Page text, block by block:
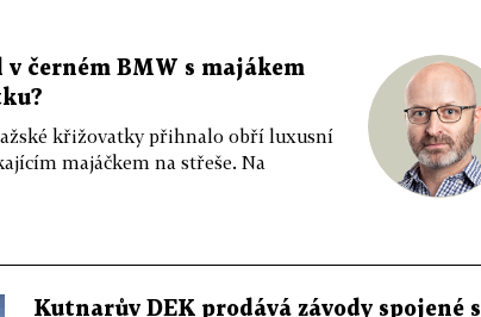
v černém BMW s majákem
křižovatky přihnalo obří luxusní
majáčkem na střeše. Na
Kutnarův DEK prodává závody spojené s